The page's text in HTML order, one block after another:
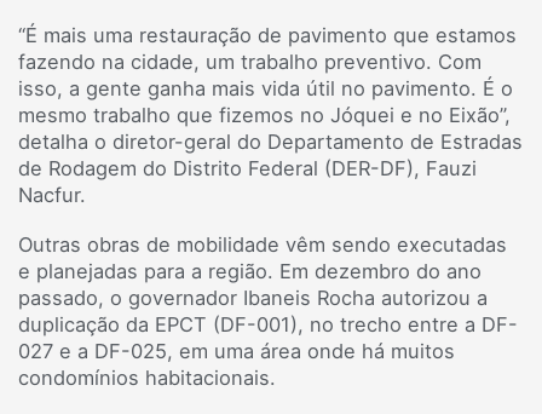
“É mais uma restauração de pavimento que estamos
fazendo na cidade, um trabalho preventivo. Com
isso, a gente ganha mais vida útil no pavimento. É o
mesmo trabalho que fizemos no Jóquei e no Eixão”,
detalha o diretor-geral do Departamento de Estradas
de Rodagem do Distrito Federal (DER-DF), Fauzi
Nacfur.
Outras obras de mobilidade vêm sendo executadas
e planejadas para a região. Em dezembro do ano
passado, o governador Ibaneis Rocha autorizou a
duplicação da EPCT (DF-001), no trecho entre a DF-
027 e a DF-025, em uma área onde há muitos
condomínios habitacionais.